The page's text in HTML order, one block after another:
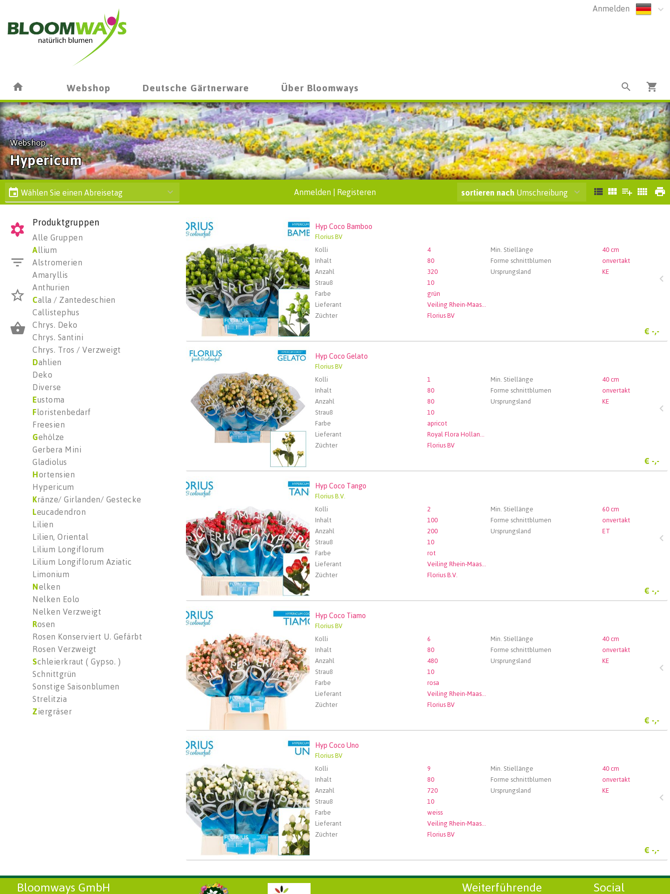
Anmelden
Webshop Deutsche Gärtnerware Über Bloomways
Webshop
Hypericum
Wählen Sie einen Abreisetag Anmelden Registeren sortieren nach Umschreibung
Produktgruppen
Alle Gruppen
Allium
Alstromerien
Amaryllis
Anthurien
Calla / Zantedeschien
Callistephus
Chrys. Deko
Chrys. Santini
Chrys. Tros / Verzweigt
Dahlien
Deko
Diverse
Eustoma
Floristenbedarf
Freesien
Gehölze
Gerbera Mini
Gladiolus
Hortensien
Hypericum
Kränze/ Girlanden/ Gestecke
Leucadendron
Lilien
Lilien, Oriental
Lilium Longiflorum
Lilium Longiflorum Aziatic
Limonium
Nelken
Nelken Eolo
Nelken Verzweigt
Rosen
Rosen Konserviert U. Gefärbt
Rosen Verzweigt
Schleierkraut ( Gypso. )
Schnittgrün
Sonstige Saisonblumen
Strelitzia
Ziergräser
Hyp Coco Bamboo
Florius BV
Kolli
4 Min. Stiellänge
40 cm
Inhalt
80 Forme schnittblumen
onvertakt
Anzahl
320 Ursprungsland
KE
Strauß
10
Farbe
grün
Lieferant
Veiling Rhein-Maas GmbH & Co. KG
Züchter
Florius BV
€ -,-
Hyp Coco Bamboo
Wählen Sie zuerst ein Abfartdatum.
Hyp Coco Gelato
Florius BV
Kolli
1 Min. Stiellänge
40 cm
Inhalt
80 Forme schnittblumen
onvertakt
Anzahl
80 Ursprungsland
KE
Strauß
10
Farbe
apricot
Lieferant
Royal Flora Holland - Rijnsburg
Züchter
Florius BV
€ -,-
Hyp Coco Gelato
Wählen Sie zuerst ein Abfartdatum.
Hyp Coco Tango
Florius B.V.
Kolli
2 Min. Stiellänge
60 cm
Inhalt
100 Forme schnittblumen
onvertakt
Anzahl
200 Ursprungsland
ET
Strauß
10
Farbe
rot
Lieferant
Veiling Rhein-Maas GmbH & Co. KG
Züchter
Florius B.V.
€ -,-
Hyp Coco Tango
Wählen Sie zuerst ein Abfartdatum.
Hyp Coco Tiamo
Florius BV
Kolli
6 Min. Stiellänge
40 cm
Inhalt
80 Forme schnittblumen
onvertakt
Anzahl
480 Ursprungsland
KE
Strauß
10
Farbe
rosa
Lieferant
Veiling Rhein-Maas GmbH & Co. KG
Züchter
Florius BV
€ -,-
Hyp Coco Tiamo
Wählen Sie zuerst ein Abfartdatum.
Hyp Coco Uno
Florius BV
Kolli
9 Min. Stiellänge
40 cm
Inhalt
80 Forme schnittblumen
onvertakt
Anzahl
720 Ursprungsland
KE
Strauß
10
Farbe
weiss
Lieferant
Veiling Rhein-Maas GmbH & Co. KG
Züchter
Florius BV
€ -,-
Hyp Coco Uno
Wählen Sie zuerst ein Abfartdatum.
Bloomways GmbH Weiterführende Social